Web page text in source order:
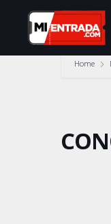
Home